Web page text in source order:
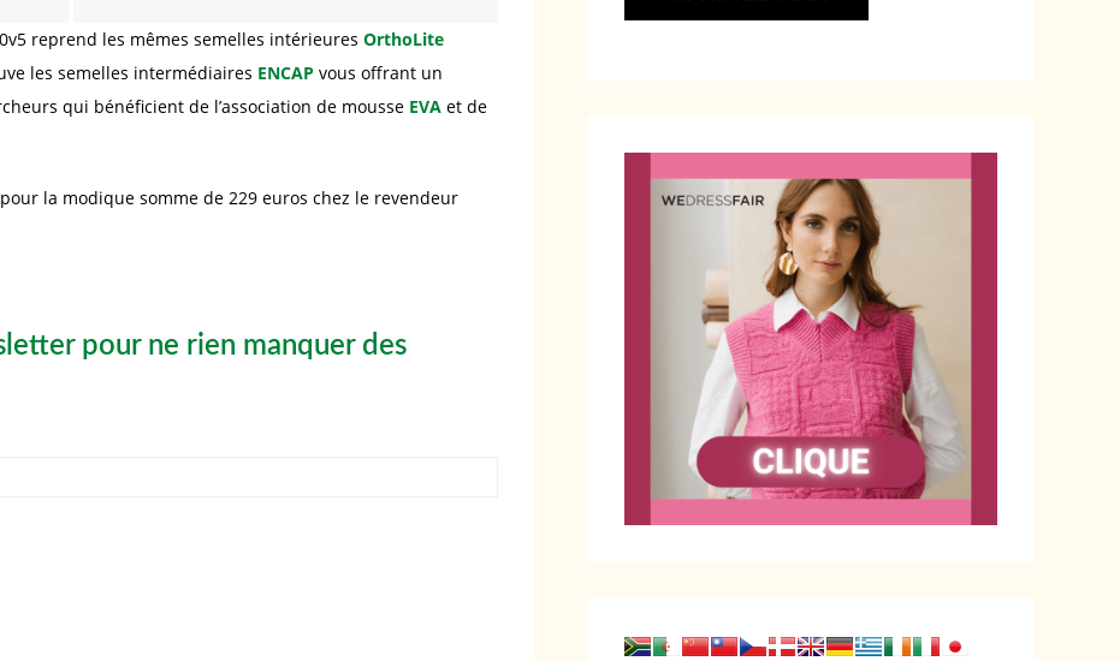
reprend les mêmes semelles intérieures OrthoLite
les semelles intermédiaires ENCAP vous offrant un
qui bénéficient de l’association de mousse EVA et de
pour la modique somme de 229 euros chez le revendeur
pour ne rien manquer des